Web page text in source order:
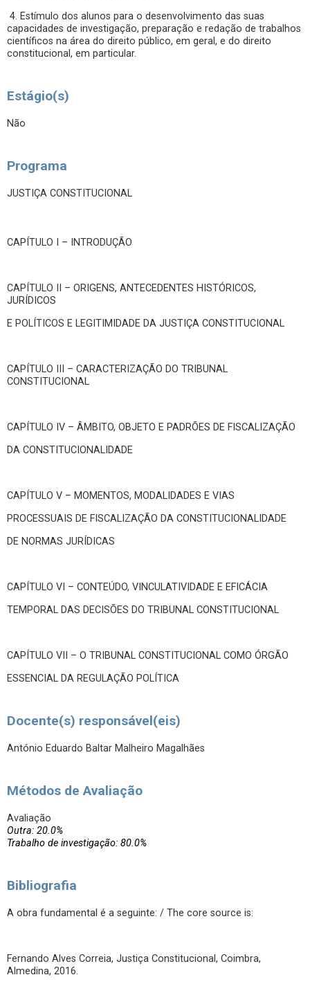
4. Estímulo dos alunos para o desenvolvimento das suas
capacidades de investigação, preparação e redação de trabalhos
científicos na área do direito público, em geral, e do direito
constitucional, em particular.
Estágio(s)
Não
Programa
JUSTIÇA CONSTITUCIONAL
CAPÍTULO I – INTRODUÇÃO
CAPÍTULO II – ORIGENS, ANTECEDENTES HISTÓRICOS,
JURÍDICOS
E POLÍTICOS E LEGITIMIDADE DA JUSTIÇA CONSTITUCIONAL
CAPÍTULO III – CARACTERIZAÇÃO DO TRIBUNAL
CONSTITUCIONAL
CAPÍTULO IV – ÂMBITO, OBJETO E PADRÕES DE FISCALIZAÇÃO
DA CONSTITUCIONALIDADE
CAPÍTULO V – MOMENTOS, MODALIDADES E VIAS
PROCESSUAIS DE FISCALIZAÇÃO DA CONSTITUCIONALIDADE
DE NORMAS JURÍDICAS
CAPÍTULO VI – CONTEÚDO, VINCULATIVIDADE E EFICÁCIA
TEMPORAL DAS DECISÕES DO TRIBUNAL CONSTITUCIONAL
CAPÍTULO VII – O TRIBUNAL CONSTITUCIONAL COMO ÓRGÃO
ESSENCIAL DA REGULAÇÃO POLÍTICA
Docente(s) responsável(eis)
António Eduardo Baltar Malheiro Magalhães
Métodos de Avaliação
Avaliação
Outra: 20.0%
Trabalho de investigação: 80.0%
Bibliografia
A obra fundamental é a seguinte: / The core source is:
Fernando Alves Correia, Justiça Constitucional, Coimbra,
Almedina, 2016.